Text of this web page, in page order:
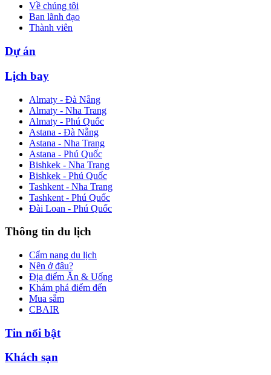
Về chúng tôi
Ban lãnh đạo
Thành viên
Dự án
Lịch bay
Almaty - Đà Nẵng
Almaty - Nha Trang
Almaty - Phú Quốc
Astana - Đà Nẵng
Astana - Nha Trang
Astana - Phú Quốc
Bishkek - Nha Trang
Bishkek - Phú Quốc
Tashkent - Nha Trang
Tashkent - Phú Quốc
Đài Loan - Phú Quốc
Thông tin du lịch
Cẩm nang du lịch
Nên ở đâu?
Địa điểm Ăn & Uống
Khám phá điểm đến
Mua sắm
CBAIR
Tin nổi bật
Khách sạn